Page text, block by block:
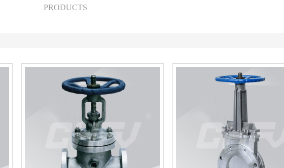
PRODUCTS